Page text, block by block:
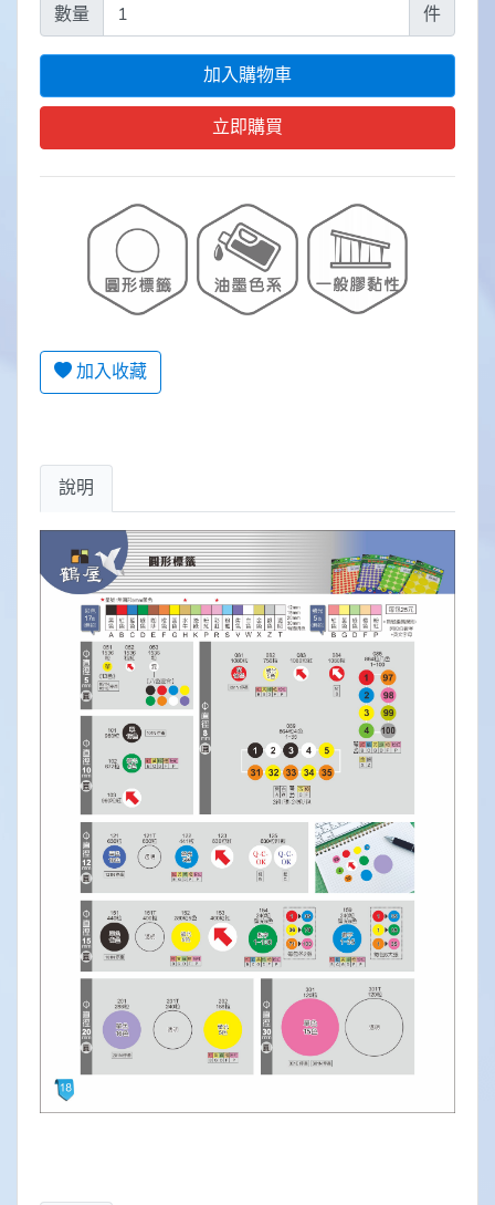
數量 件
加入購物車
立即購買
加入收藏
說明